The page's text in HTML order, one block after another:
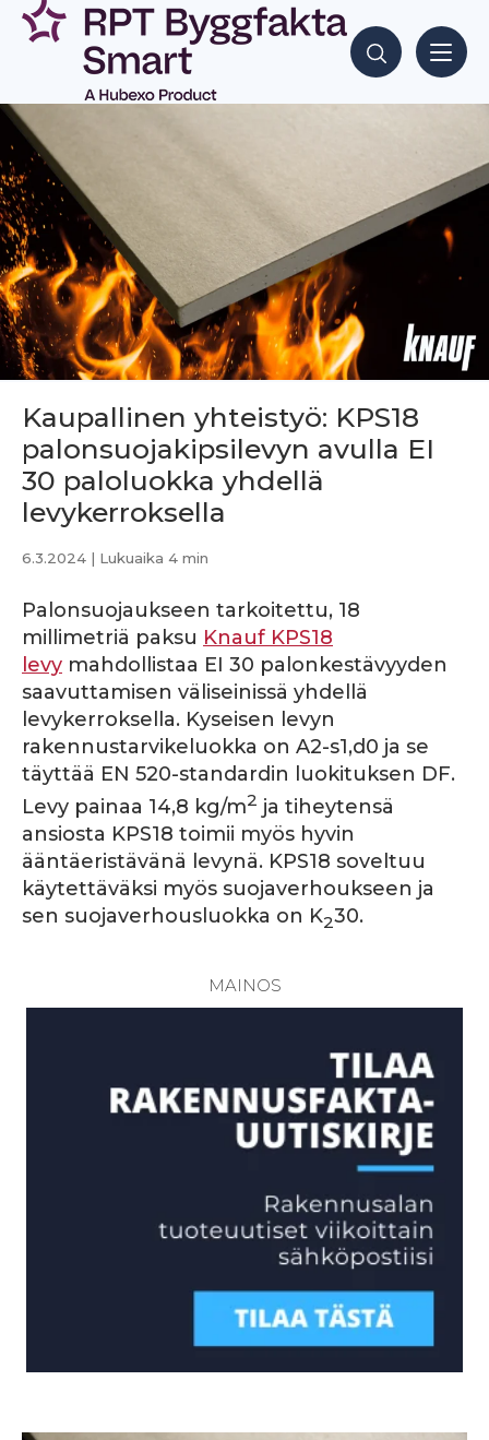
Siirry
sisältöön
Hae sisältöjä
Kaupallinen yhteistyö: KPS18
palonsuojakipsilevyn avulla EI
30 paloluokka yhdellä
levykerroksella
6.3.2024 | Lukuaika 4 min
Palonsuojaukseen tarkoitettu, 18
millimetriä paksu Knauf KPS18
levy mahdollistaa EI 30 palonkestävyyden
saavuttamisen väliseinissä yhdellä
levykerroksella. Kyseisen levyn
rakennustarvikeluokka on A2-s1,d0 ja se
täyttää EN 520-standardin luokituksen DF.
Levy painaa 14,8 kg/m2 ja tiheytensä
ansiosta KPS18 toimii myös hyvin
ääntäeristävänä levynä. KPS18 soveltuu
käytettäväksi myös suojaverhoukseen ja
sen suojaverhousluokka on K230.